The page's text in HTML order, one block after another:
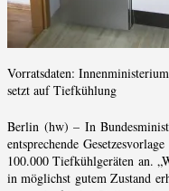
Vorratsdaten: Innenministerium
setzt auf Tiefkühlung
Berlin (hw) – In
entsprechende
100.000 Tiefkühlgeräten an.
in möglichst gutem Zustand